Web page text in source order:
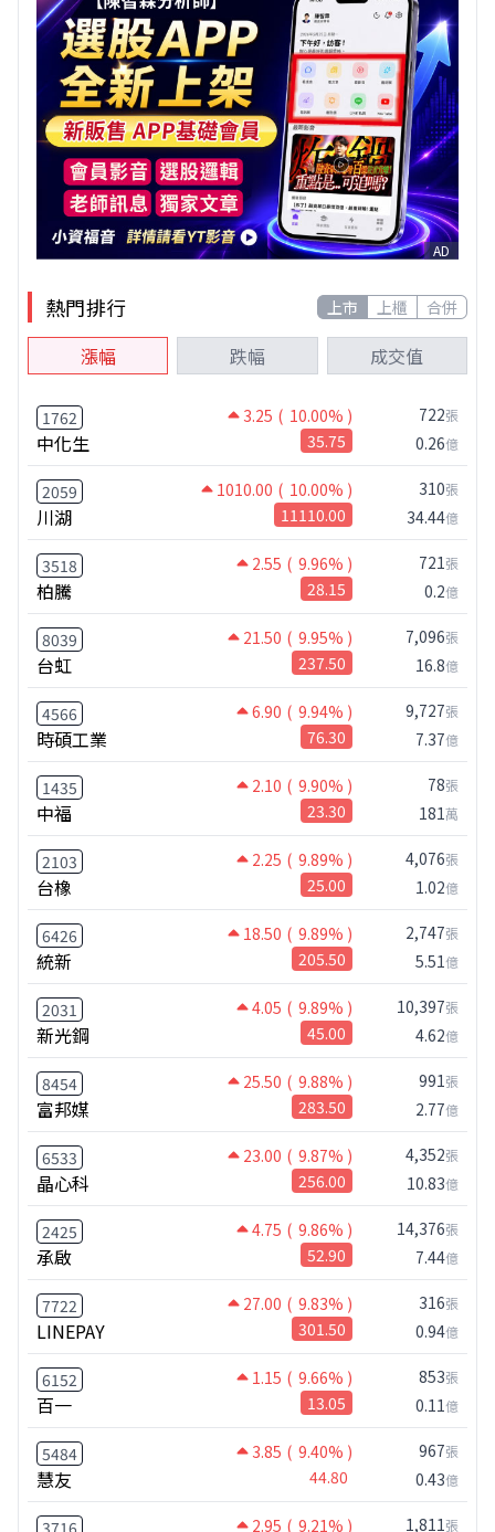
AD
熱門排行 上市 上櫃 合併
漲幅 跌幅 成交值
1762 3.25 ( 10.00% )
中化生 35.75
722張
0.26億
2059 1010.00 ( 10.00% )
川湖 11110.00
310張
34.44億
3518 2.55 ( 9.96% )
柏騰 28.15
721張
0.2億
8039 21.50 ( 9.95% )
台虹 237.50
7,096張
16.8億
4566 6.90 ( 9.94% )
時碩工業 76.30
9,727張
7.37億
1435 2.10 ( 9.90% )
中福 23.30
78張
181萬
2103 2.25 ( 9.89% )
台橡 25.00
4,076張
1.02億
6426 18.50 ( 9.89% )
統新 205.50
2,747張
5.51億
2031 4.05 ( 9.89% )
新光鋼 45.00
10,397張
4.62億
8454 25.50 ( 9.88% )
富邦媒 283.50
991張
2.77億
6533 23.00 ( 9.87% )
晶心科 256.00
4,352張
10.83億
2425 4.75 ( 9.86% )
承啟 52.90
14,376張
7.44億
7722 27.00 ( 9.83% )
LINEPAY 301.50
316張
0.94億
6152 1.15 ( 9.66% )
百一 13.05
853張
0.11億
5484 3.85 ( 9.40% )
慧友 44.80
967張
0.43億
3716 2.95 ( 9.21% ) 1,811張